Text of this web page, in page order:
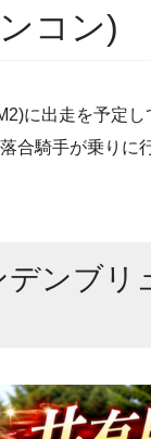
コン)
に出走を予定
合騎手が乗りに
ンブリ